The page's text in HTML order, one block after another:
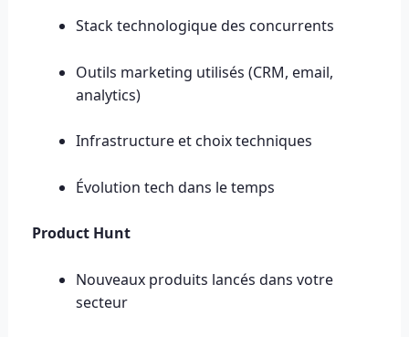
Stack technologique des concurrents
Outils marketing utilisés (CRM, email,
analytics)
Infrastructure et choix techniques
Évolution tech dans le temps
Product Hunt
Nouveaux produits lancés dans votre
secteur